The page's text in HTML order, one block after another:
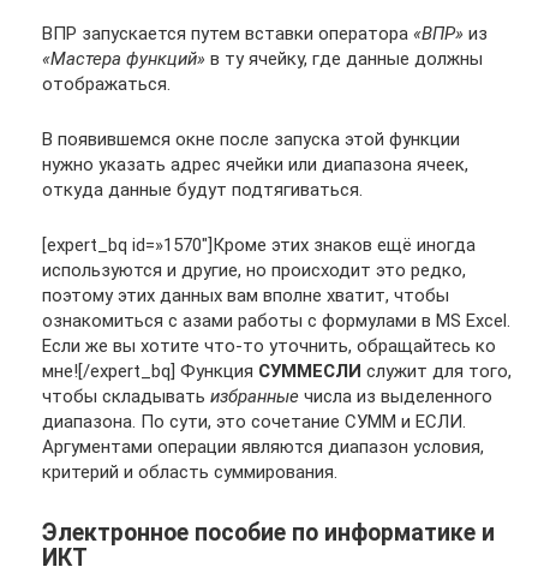
ВПР запускается путем вставки оператора «ВПР» из
«Мастера функций» в ту ячейку, где данные должны
отображаться.
В появившемся окне после запуска этой функции
нужно указать адрес ячейки или диапазона ячеек,
откуда данные будут подтягиваться.
[expert_bq id=»1570″]Кроме этих знаков ещё иногда
используются и другие, но происходит это редко,
поэтому этих данных вам вполне хватит, чтобы
ознакомиться с азами работы с формулами в MS Excel.
Если же вы хотите что-то уточнить, обращайтесь ко
мне![/expert_bq] Функция СУММЕСЛИ служит для того,
чтобы складывать избранные числа из выделенного
диапазона. По сути, это сочетание СУММ и ЕСЛИ.
Аргументами операции являются диапазон условия,
критерий и область суммирования.
Электронное пособие по информатике и
ИКТ